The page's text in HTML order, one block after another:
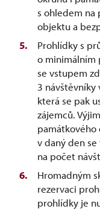
s ohledem
objektu a
Prohlídky s
o minimálním
se vstupem
3 návštěvníky
která se pak
zájemců.
v daný den
na počet
Hromadným
rezervaci
prohlídky je